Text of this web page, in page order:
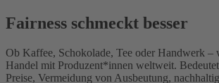
Fairness schmeckt besser
Ob Kaffee, Schokolade, Tee oder Handwerk –
Handel mit Produzent*innen weltweit.
Preise, Vermeidung von Ausbeutung,